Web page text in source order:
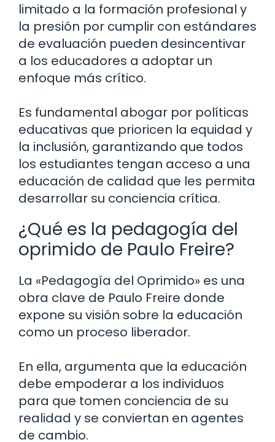
limitado a la formación profesional y
la presión por cumplir con estándares
de evaluación pueden desincentivar
a los educadores a adoptar un
enfoque más crítico.
Es fundamental abogar por políticas
educativas que prioricen la equidad y
la inclusión, garantizando que todos
los estudiantes tengan acceso a una
educación de calidad que les permita
desarrollar su conciencia crítica.
¿Qué es la pedagogía del
oprimido de Paulo Freire?
La «Pedagogía del Oprimido» es una
obra clave de Paulo Freire donde
expone su visión sobre la educación
como un proceso liberador.
En ella, argumenta que la educación
debe empoderar a los individuos
para que tomen conciencia de su
realidad y se conviertan en agentes
de cambio.